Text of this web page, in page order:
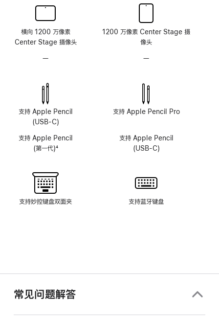
横向 1200 万像素
Center Stage 摄像头
—
像
头
统
支持 Apple Pencil
(USB-C)
支持 Apple Pencil
(第一代)4
支持妙控键盘双面夹
1200 万像素 Center Stage 摄
像头
—
像
统
支持 Apple Pencil Pro
支持 Apple Pencil
(USB-C)
支持蓝牙键盘
常见问题解答